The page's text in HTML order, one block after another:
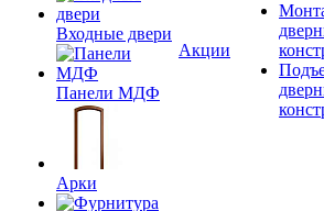
Входные двери
Панели МДФ
Арки
Акции